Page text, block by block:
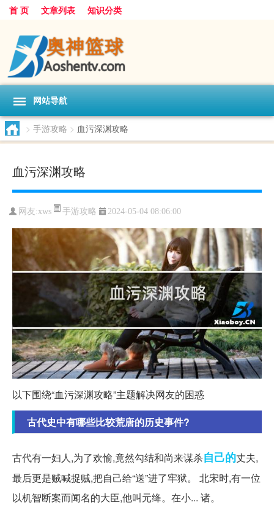
首 页 文章列表 知识分类
网站导航
> 手游攻略 > 血污深渊攻略
血污深渊攻略
网友:xws 手游攻略 2024-05-04 08:06:00
以下围绕“血污深渊攻略”主题解决网友的困惑
古代史中有哪些比较荒唐的历史事件?
古代有一妇人,为了欢愉,竟然勾结和尚来谋杀自己的丈夫,
最后更是贼喊捉贼,把自己给“送”进了牢狱。 北宋时,有一位
以机智断案而闻名的大臣,他叫元绛。在小... 诸。